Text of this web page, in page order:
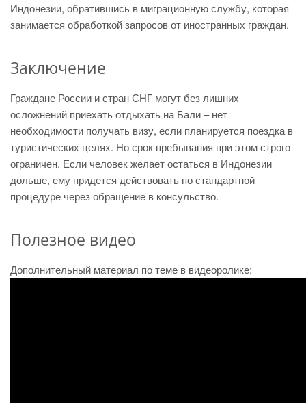
Индонезии, обратившись в миграционную службу, которая
занимается обработкой запросов от иностранных граждан.
Заключение
Граждане России и стран СНГ могут без лишних
осложнений приехать отдыхать на Бали – нет
необходимости получать визу, если планируется поездка в
туристических целях. Но срок пребывания при этом строго
ограничен. Если человек желает остаться в Индонезии
дольше, ему придется действовать по стандартной
процедуре через обращение в консульство.
Полезное видео
Дополнительный материал по теме в видеоролике: